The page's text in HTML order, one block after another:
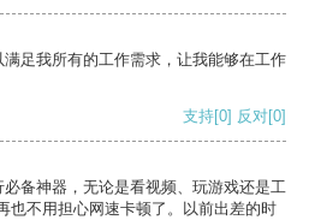
足我所有的工作需求，让我能够在工作
支持[0] 反对[0]
备神器，无论是看视频、玩游戏还是工
也不用担心网速卡顿了。以前出差的时